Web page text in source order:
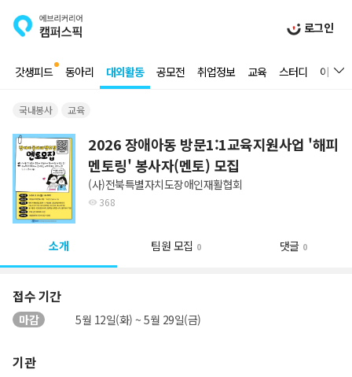
로그인
갓생피드 동아리 대외활동 공모전 취업정보 교육 스터디 이벤트
국내봉사 교육
2026 장애아동 방문1:1교육지원사업 '해피
멘토링' 봉사자(멘토) 모집
(사)전북특별자치도장애인재활협회
368
소개 팀원 모집 0 댓글 0
접수 기간
마감 5월 12일(화) ~ 5월 29일(금)
기관